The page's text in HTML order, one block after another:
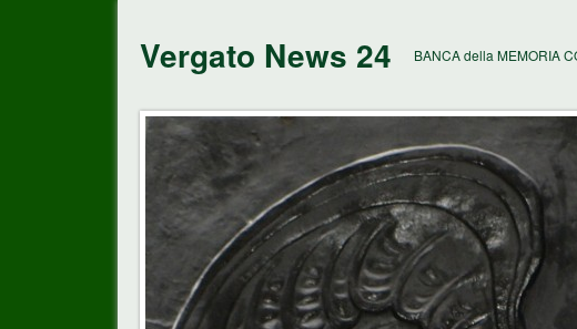
Vergato News 24 BANCA della MEMORIA